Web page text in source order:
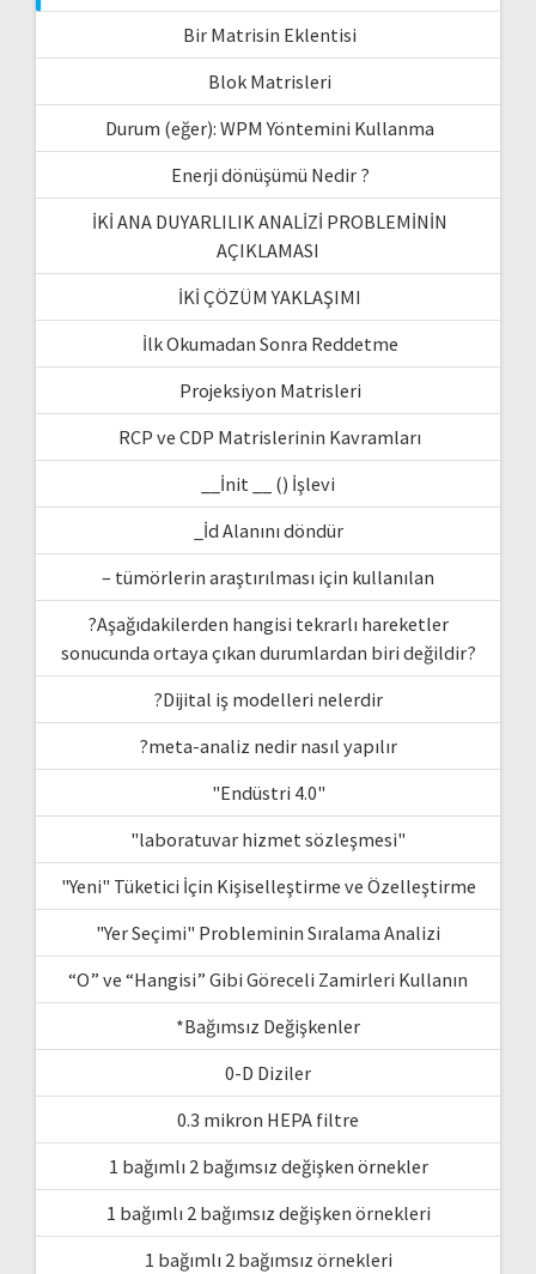
Bir Matrisin Eklentisi
Blok Matrisleri
Durum (eğer): WPM Yöntemini Kullanma
Enerji dönüşümü Nedir ?
İKİ ANA DUYARLILIK ANALİZİ PROBLEMİNİN
AÇIKLAMASI
İKİ ÇÖZÜM YAKLAŞIMI
İlk Okumadan Sonra Reddetme
Projeksiyon Matrisleri
RCP ve CDP Matrislerinin Kavramları
__İnit __ () İşlevi
_İd Alanını döndür
– tümörlerin araştırılması için kullanılan
?Aşağıdakilerden hangisi tekrarlı hareketler
sonucunda ortaya çıkan durumlardan biri değildir?
?Dijital iş modelleri nelerdir
?meta-analiz nedir nasıl yapılır
"Endüstri 4.0"
"laboratuvar hizmet sözleşmesi"
"Yeni" Tüketici İçin Kişiselleştirme ve Özelleştirme
"Yer Seçimi" Probleminin Sıralama Analizi
“O” ve “Hangisi” Gibi Göreceli Zamirleri Kullanın
*Bağımsız Değişkenler
0-D Diziler
0.3 mikron HEPA filtre
1 bağımlı 2 bağımsız değişken örnekler
1 bağımlı 2 bağımsız değişken örnekleri
1 bağımlı 2 bağımsız örnekleri